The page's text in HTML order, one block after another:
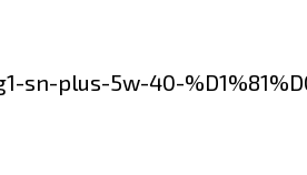
plus-5w-40-